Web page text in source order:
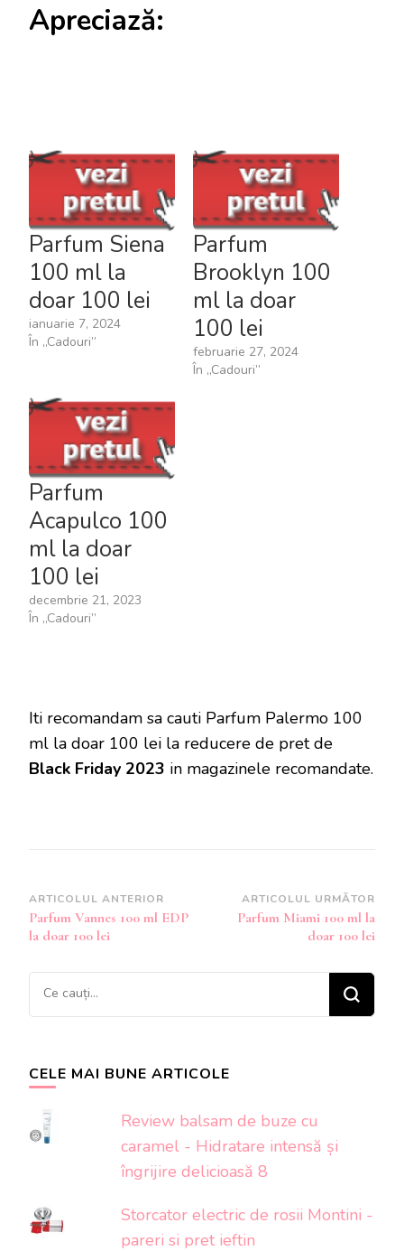
Apreciază:
Parfum Siena
100 ml la
doar 100 lei
ianuarie 7, 2024
În „Cadouri”
Parfum
Brooklyn 100
ml la doar
100 lei
februarie 27, 2024
În „Cadouri”
Parfum
Acapulco 100
ml la doar
100 lei
decembrie 21, 2023
În „Cadouri”
Iti recomandam sa cauti Parfum Palermo 100
ml la doar 100 lei la reducere de pret de
Black Friday 2023 in magazinele recomandate.
Navigare
în
ARTICOLUL ANTERIOR
Parfum Vannes 100 ml EDP
la doar 100 lei
ARTICOLUL URMĂTOR
Parfum Miami 100 ml la
doar 100 lei
Cauți
ceva?
CELE MAI BUNE ARTICOLE
Review balsam de buze cu
caramel - Hidratare intensă și
îngrijire delicioasă 8
Storcator electric de rosii Montini -
pareri si pret ieftin